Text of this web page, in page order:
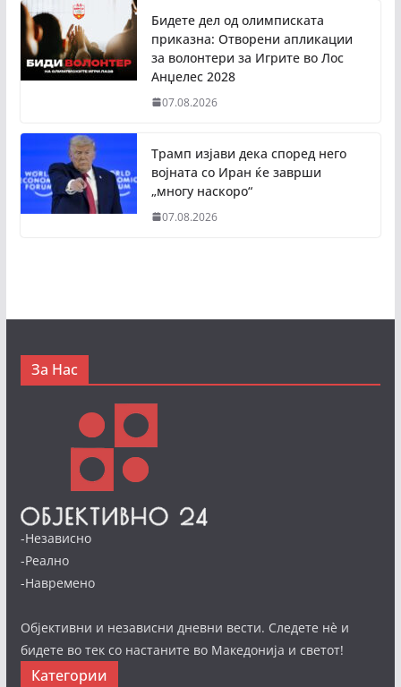
Бидете дел од олимписката
приказна: Отворени апликации
за волонтери за Игрите во Лос
Анџелес 2028
07.08.2026
Трамп изјави дека според него
војната со Иран ќе заврши
„многу наскоро“
07.08.2026
За Нас
-Независно
-Реално
-Навремено
Објективни и независни дневни вести. Следете нè и
бидете во тек со настаните во Македонија и светот!
Категории